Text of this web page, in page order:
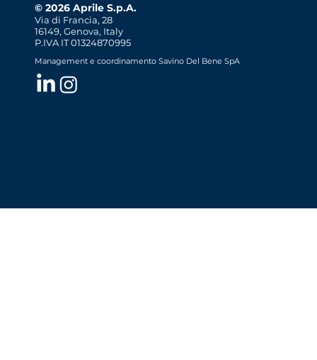
© 2026 Aprile S.p.A.
Via di Francia, 28
16149, Genova, Italy
P.IVA IT 01324870995
Management e coordinamento Savino Del Bene SpA